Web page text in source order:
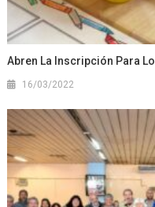
Abren La Inscripción Para
16/03/2022